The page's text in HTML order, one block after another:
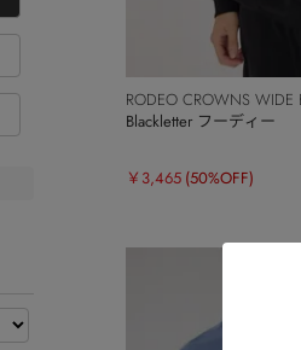
RODEO CROWNS WIDE
Blackletter フーディー
￥3,465 (50%OFF)